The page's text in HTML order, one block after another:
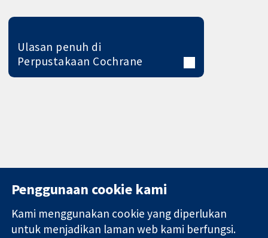
Ulasan penuh di
Perpustakaan Cochrane
11-13 Cavendish
Square
Hubungi kita
Berita
Penggunaan cookie kami
Kami menggunakan cookie yang diperlukan
untuk menjadikan laman web kami berfungsi.